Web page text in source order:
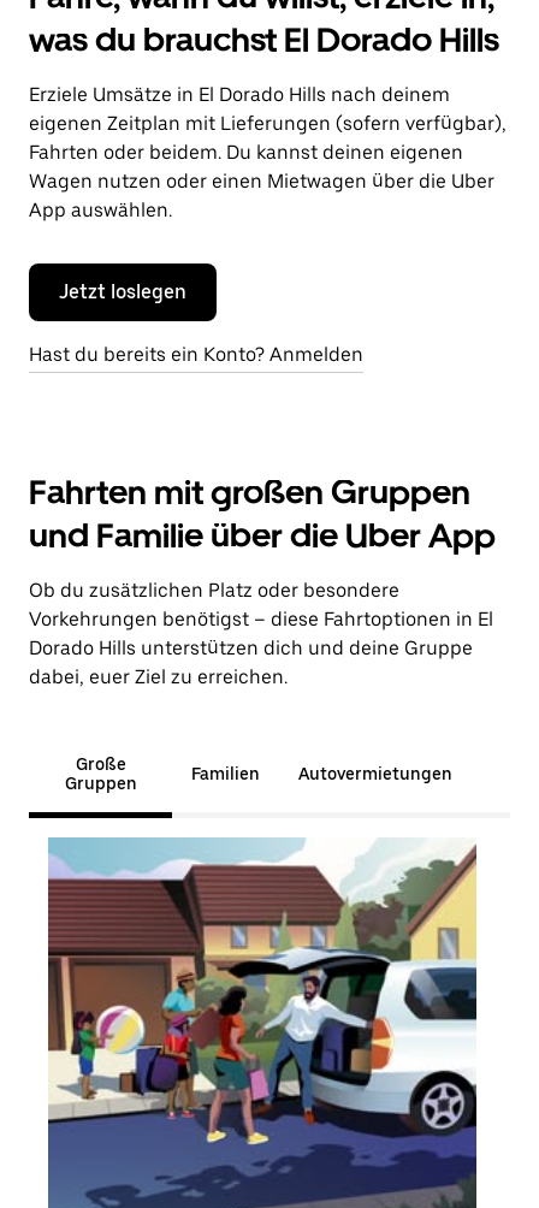
was du brauchst El Dorado Hills
Erziele Umsätze in El Dorado Hills nach deinem
eigenen Zeitplan mit Lieferungen (sofern verfügbar),
Fahrten oder beidem. Du kannst deinen eigenen
Wagen nutzen oder einen Mietwagen über die Uber
App auswählen.
Jetzt loslegen
Hast du bereits ein Konto? Anmelden
Fahrten mit großen Gruppen
und Familie über die Uber App
Ob du zusätzlichen Platz oder besondere
Vorkehrungen benötigst – diese Fahrtoptionen in El
Dorado Hills unterstützen dich und deine Gruppe
dabei, euer Ziel zu erreichen.
Große
Gruppen
Familien Autovermietungen